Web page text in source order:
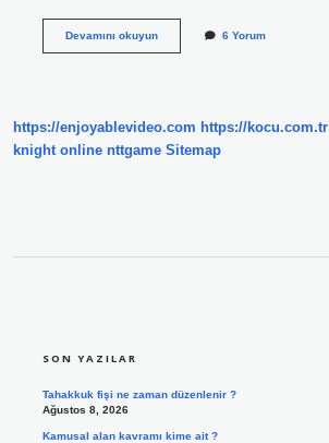
Devamını okuyunCismi
6 Yorum
https://enjoyablevideo.com https://kocu.com.tr
knight online nttgame Sitemap
SON YAZILAR
Tahakkuk fişi ne zaman düzenlenir ?
Ağustos 8, 2026
Kamusal alan kavramı kime ait ?